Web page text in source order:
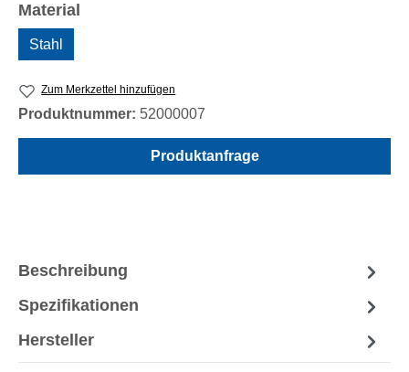
Material
Stahl
Zum Merkzettel hinzufügen
Produktnummer: 52000007
Produktanfrage
Beschreibung
Spezifikationen
Hersteller